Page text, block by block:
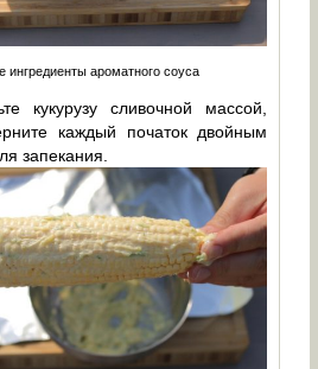
ингредиенты ароматного соуса
кукурузу сливочной массой,
каждый початок двойным
запекания.